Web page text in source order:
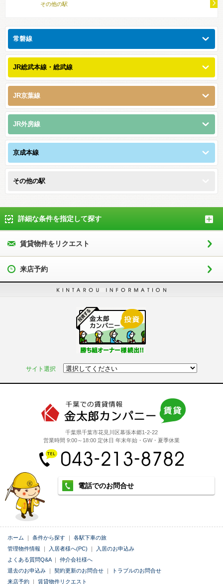
その他の駅
常磐線
JR総武本線・総武線
JR京葉線
JR外房線
京成本線
その他の駅
詳細な条件を指定して探す
賃貸物件をリクエスト
来店予約
サイト選択
千葉県千葉市花見川区幕張本郷1-2-22
営業時間 9:00～18:00 定休日 年末年始・GW・夏季休業
電話でのお問合せ
ホーム ｜ 条件から探す ｜ 各駅下車の旅
管理物件情報 ｜ 入居者様へ(PC) ｜
入居のお申込み
よくある質問Q&A｜ 仲介会社様へ
退去のお申込み ｜ 契約更新のお問合せ ｜
トラブルのお問合せ
来店予約 ｜ 賃貸物件リクエスト